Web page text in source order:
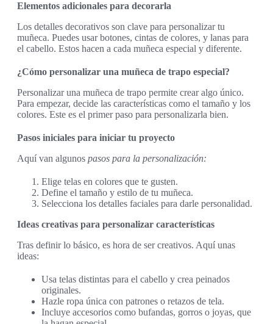
Elementos adicionales para decorarla
Los detalles decorativos son clave para personalizar tu
muñeca. Puedes usar botones, cintas de colores, y lanas para
el cabello. Estos hacen a cada muñeca especial y diferente.
¿Cómo personalizar una muñeca de trapo especial?
Personalizar una muñeca de trapo permite crear algo único.
Para empezar, decide las características como el tamaño y los
colores. Este es el primer paso para personalizarla bien.
Pasos iniciales para iniciar tu proyecto
Aquí van algunos pasos para la personalización:
Elige telas en colores que te gusten.
Define el tamaño y estilo de tu muñeca.
Selecciona los detalles faciales para darle personalidad.
Ideas creativas para personalizar características
Tras definir lo básico, es hora de ser creativos. Aquí unas
ideas:
Usa telas distintas para el cabello y crea peinados
originales.
Hazle ropa única con patrones o retazos de tela.
Incluye accesorios como bufandas, gorros o joyas, que